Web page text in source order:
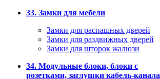
33. Замки для мебели
Замки для распашных дверей
Замки для раздвижных дверей
Замки для шторок жалюзи
34. Модульные блоки, блоки с
розетками, заглушки кабель-канала